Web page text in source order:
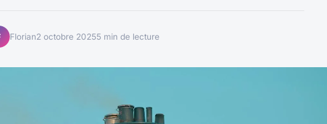
Florian2 octobre 20255 min de lecture